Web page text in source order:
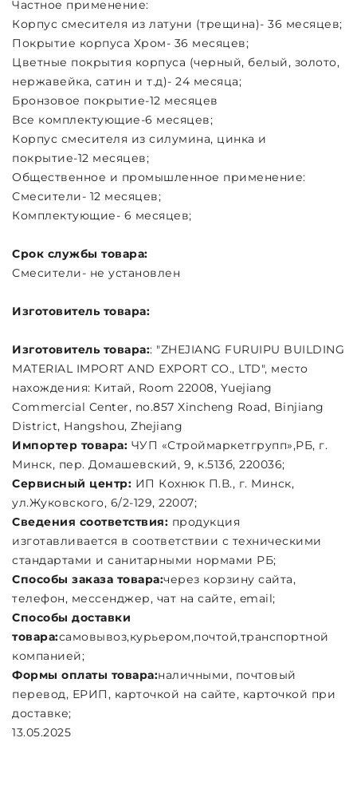
Частное применение:
Корпус смесителя из латуни (трещина)- 36 месяцев;
Покрытие корпуса Хром- 36 месяцев;
Цветные покрытия корпуса (черный, белый, золото,
нержавейка, сатин и т.д)- 24 месяца;
Бронзовое покрытие-12 месяцев
Все комплектующие-6 месяцев;
Корпус смесителя из силумина, цинка и
покрытие-12 месяцев;
Общественное и промышленное применение:
Смесители- 12 месяцев;
Комплектующие- 6 месяцев;
Срок службы товара:
Смесители- не установлен
Изготовитель товара:
Изготовитель товара:: "ZHEJIANG FURUIPU BUILDING
MATERIAL IMPORT AND EXPORT CO., LTD", место
нахождения: Китай, Room 22008, Yuejiang
Commercial Center, no.857 Xincheng Road, Binjiang
District, Hangshou, Zhejiang
Импортер товара: ЧУП «Строймаркетгрупп»,РБ, г.
Минск, пер. Домашевский, 9, к.513б, 220036;
Сервисный центр: ИП Кохнюк П.В., г. Минск,
ул.Жуковского, 6/2-129, 22007;
Сведения соответствия: продукция
изготавливается в соответствии с техническими
стандартами и санитарными нормами РБ;
Способы заказа товара:через корзину сайта,
телефон, мессенджер, чат на сайте, email;
Cпособы доставки
товара:самовывоз,курьером,почтой,транспортной
компанией;
Формы оплаты товара:наличными, почтовый
перевод, ЕРИП, карточкой на сайте, карточкой при
доставке;
13.05.2025